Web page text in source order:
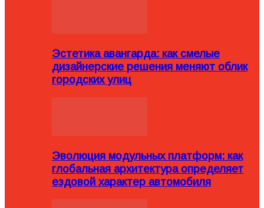
Эстетика авангарда: как смелые
дизайнерские решения меняют облик
городских улиц
Эволюция модульных платформ: как
глобальная архитектура определяет
ездовой характер автомобиля